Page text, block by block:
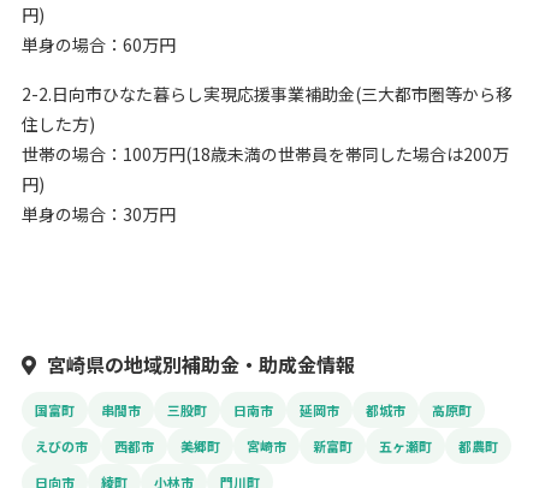
円)
単身の場合：60万円
2-2.日向市ひなた暮らし実現応援事業補助金(三大都市圏等から移
住した方)
世帯の場合：100万円(18歳未満の世帯員を帯同した場合は200万
円)
単身の場合：30万円
宮崎県の地域別補助金・助成金情報
国富町 串間市 三股町 日南市 延岡市 都城市
高原町
えびの市
西都市 美郷町 宮崎市 新富町 五ヶ瀬町
都農町
日向市
綾町 小林市 門川町